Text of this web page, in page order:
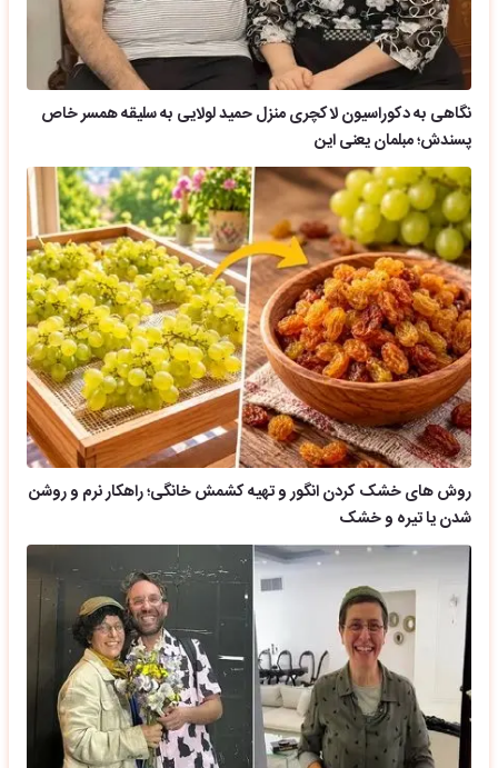
نگاهی به دکوراسیون لاکچری منزل حمید لولایی به سلیقه همسر خاص
پسندش؛ مبلمان یعنی این
روش های خشک کردن انگور و تهیه کشمش خانگی؛ راهکار نرم و روشن
شدن یا تیره و خشک